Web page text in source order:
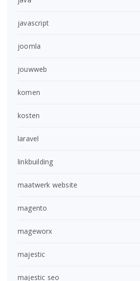
javascript
joomla
jouwweb
komen
kosten
laravel
linkbuilding
maatwerk website
magento
mageworx
majestic
majestic seo